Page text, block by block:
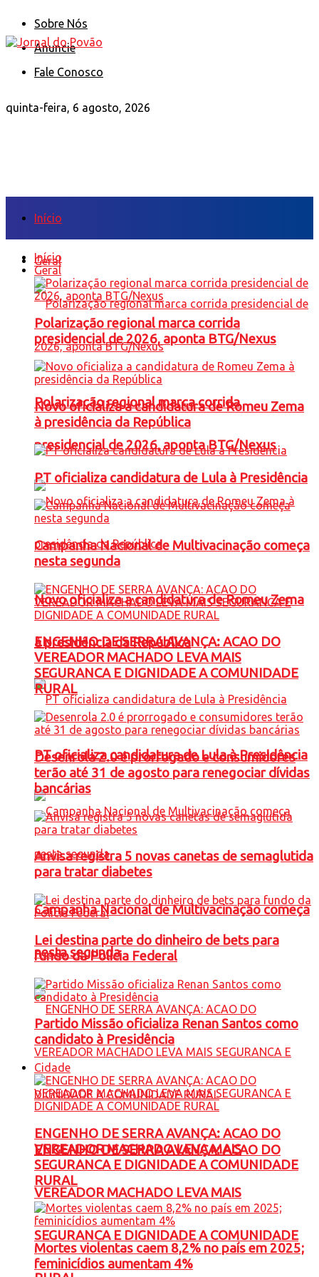
Sobre Nós
Anuncie
Fale Conosco
quinta-feira, 6 agosto, 2026
Início
Geral
Polarização regional marca corrida
presidencial de 2026, aponta BTG/Nexus
Novo oficializa a candidatura de Romeu Zema
à presidência da República
PT oficializa candidatura de Lula à Presidência
Campanha Nacional de Multivacinação começa
nesta segunda
ENGENHO DE SERRA AVANÇA: ACAO DO
VEREADOR MACHADO LEVA MAIS
SEGURANCA E DIGNIDADE A COMUNIDADE
Início
Geral
Polarização regional marca corrida
presidencial de 2026, aponta BTG/Nexus
Novo oficializa a candidatura de Romeu Zema
à presidência da República
PT oficializa candidatura de Lula à Presidência
Campanha Nacional de Multivacinação começa
nesta segunda
ENGENHO DE SERRA AVANÇA: ACAO DO
VEREADOR MACHADO LEVA MAIS
SEGURANCA E DIGNIDADE A COMUNIDADE
RURAL
Desenrola 2.0 é prorrogado e consumidores
terão até 31 de agosto para renegociar dívidas
bancárias
Anvisa registra 5 novas canetas de semaglutida
para tratar diabetes
Lei destina parte do dinheiro de bets para
fundo da Polícia Federal
Partido Missão oficializa Renan Santos como
candidato à Presidência
Cidade
ENGENHO DE SERRA AVANÇA: ACAO DO
VEREADOR MACHADO LEVA MAIS
SEGURANCA E DIGNIDADE A COMUNIDADE
RURAL
Mortes violentas caem 8,2% no país em 2025;
feminicídios aumentam 4%